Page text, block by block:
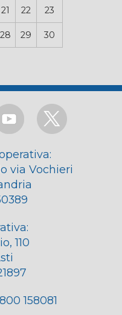
21 22 23
28 29 30
via Vochieri
110
158081